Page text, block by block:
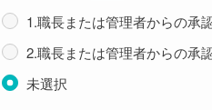
1.職長または管理者からの承
2.職長または管理者からの承
未選択